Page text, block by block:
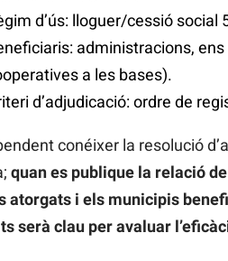
d’ús: lloguer/cessió
administracions,
a les bases).
d’adjudicació: ordre de
conéixer la resolució
quan es publique la relació
atorgats i els municipis
serà clau per avaluar